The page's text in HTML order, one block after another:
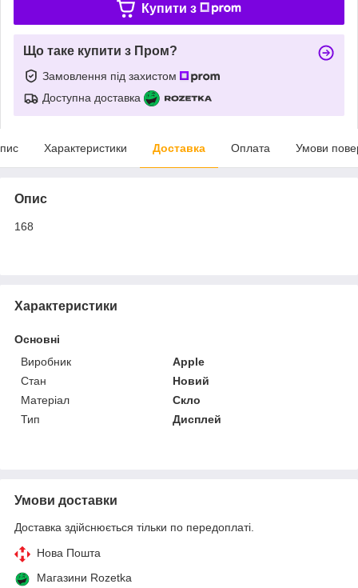
Купити з
Що таке купити з Пром?
Замовлення під захистом
Доступна доставка
Характеристики Доставка Оплата Умови
Опис
168
Характеристики
Основні
Виробник
Apple
Стан
Новий
Матеріал
Скло
Тип
Дисплей
Умови доставки
Доставка здійснюється тільки по передоплаті.
Нова Пошта
Магазини Rozetka